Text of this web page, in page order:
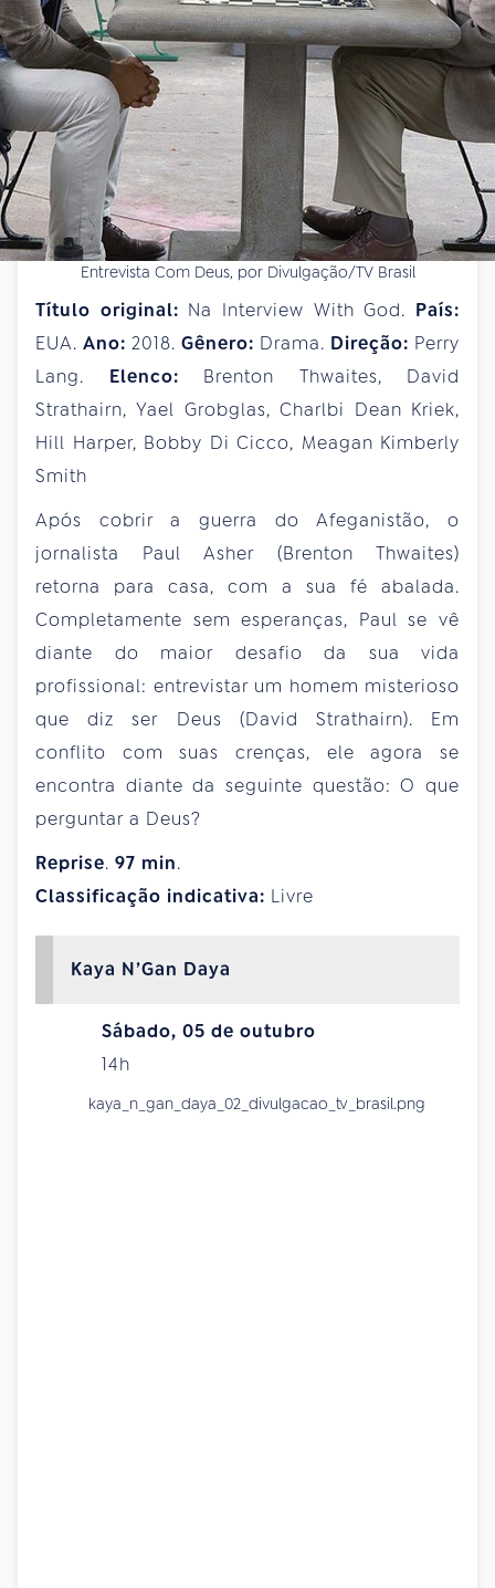
Entrevista Com Deus, por Divulgação/TV Brasil
Título original: Na Interview With God. País:
EUA. Ano: 2018. Gênero: Drama. Direção: Perry
Lang. Elenco: Brenton Thwaites, David
Strathairn, Yael Grobglas, Charlbi Dean Kriek,
Hill Harper, Bobby Di Cicco, Meagan Kimberly
Smith
Após cobrir a guerra do Afeganistão, o
jornalista Paul Asher (Brenton Thwaites)
retorna para casa, com a sua fé abalada.
Completamente sem esperanças, Paul se vê
diante do maior desafio da sua vida
profissional: entrevistar um homem misterioso
que diz ser Deus (David Strathairn). Em
conflito com suas crenças, ele agora se
encontra diante da seguinte questão: O que
perguntar a Deus?
Reprise. 97 min.
Classificação indicativa: Livre
Kaya N’Gan Daya
Sábado, 05 de outubro
14h